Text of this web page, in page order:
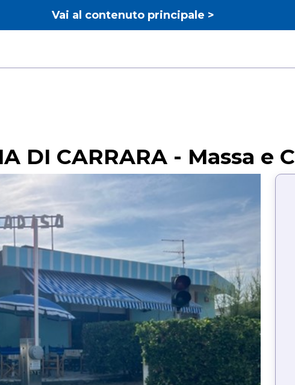
Vai al contenuto principale >
DI CARRARA - Massa e